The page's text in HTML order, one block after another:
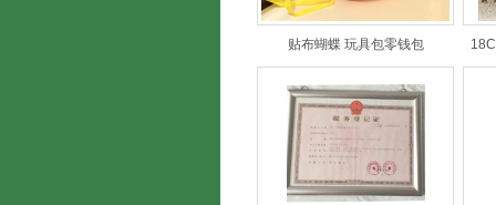
贴布蝴蝶 玩具包零钱包